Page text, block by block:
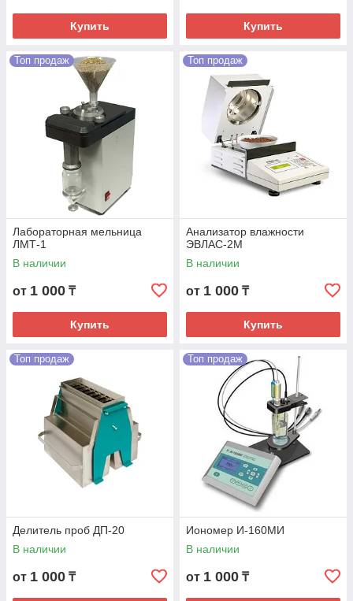
Купить Купить
Топ продаж
Лабораторная мельница
ЛМТ-1
В наличии
от 1 000 ₸
Купить
Топ продаж
Анализатор влажности
ЭВЛАС-2М
В наличии
от 1 000 ₸
Купить
Топ продаж
Делитель проб ДП-20
В наличии
от 1 000 ₸
Топ продаж
Иономер И-160МИ
В наличии
от 1 000 ₸